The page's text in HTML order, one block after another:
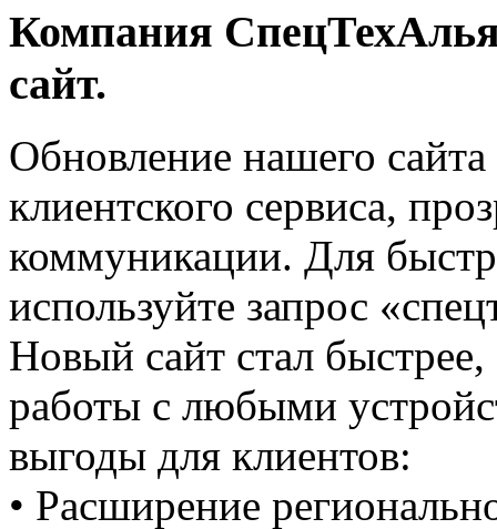
Компания
сайт.
Обновление нашего
клиентского сервиса,
коммуникации. Для
используйте запрос
Новый сайт стал
работы с любыми
выгоды для клиентов:
• Расширение